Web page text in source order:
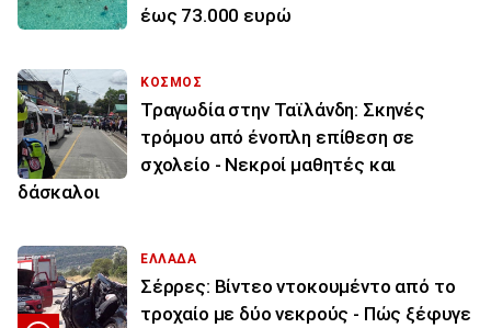
έως 73.000 ευρώ
ΚΟΣΜΟΣ
Τραγωδία στην Ταϊλάνδη: Σκηνές
τρόμου από ένοπλη επίθεση σε
σχολείο - Νεκροί μαθητές και
δάσκαλοι
ΕΛΛΑΔΑ
Σέρρες: Βίντεο ντοκουμέντο από το
τροχαίο με δύο νεκρούς - Πώς ξέφυγε